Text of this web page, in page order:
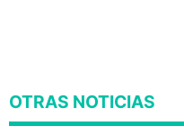
OTRAS NOTICIAS